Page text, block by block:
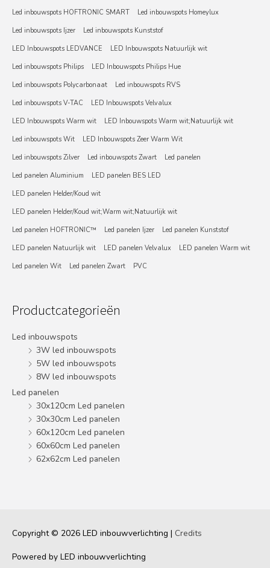
Led inbouwspots HOFTRONIC SMART
Led inbouwspots Homeylux
Led inbouwspots Ijzer
Led inbouwspots Kunststof
LED Inbouwspots LEDVANCE
LED Inbouwspots Natuurlijk wit
Led inbouwspots Philips
LED Inbouwspots Philips Hue
Led inbouwspots Polycarbonaat
Led inbouwspots RVS
Led inbouwspots V-TAC
LED Inbouwspots Velvalux
LED Inbouwspots Warm wit
LED Inbouwspots Warm wit;Natuurlijk wit
Led inbouwspots Wit
LED Inbouwspots Zeer Warm Wit
Led inbouwspots Zilver
Led inbouwspots Zwart
Led panelen
Led panelen Aluminium
LED panelen BES LED
LED panelen Helder/Koud wit
LED panelen Helder/Koud wit;Warm wit;Natuurlijk wit
Led panelen HOFTRONIC™
Led panelen Ijzer
Led panelen Kunststof
LED panelen Natuurlijk wit
LED panelen Velvalux
LED panelen Warm wit
Led panelen Wit
Led panelen Zwart PVC
Productcategorieën
Led inbouwspots
3W led inbouwspots
5W led inbouwspots
8W led inbouwspots
Led panelen
30x120cm Led panelen
30x30cm Led panelen
60x120cm Led panelen
60x60cm Led panelen
62x62cm Led panelen
Copyright © 2026 LED inbouwverlichting | Credits
Powered by LED inbouwverlichting